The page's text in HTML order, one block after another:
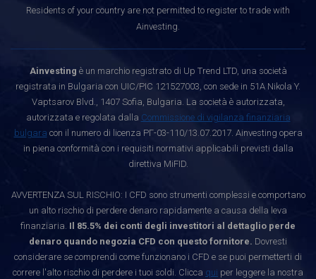
Residents of your country are not permitted to register to trade with
Ainvesting.
Ainvesting è un marchio registrato di Up Trend LTD, una società
registrata in Bulgaria con UIC/PIC 121527003, con sede in 51A Nikola Y.
Vaptsarov Blvd., 1407 Sofia, Bulgaria. La società è autorizzata,
autorizzata e regolata dalla Commissione di vigilanza finanziaria
bulgara con il numero di licenza РГ-03-110/13.07.2017. Ainvesting opera
in piena conformità con i requisiti normativi applicabili previsti dalla
direttiva MiFID.
AVVERTENZA SUL RISCHIO: I CFD sono strumenti complessi e comportano
un alto rischio di perdere denaro rapidamente a causa della leva
finanziaria. Il 85.5% dei conti degli investitori al dettaglio perde
denaro quando negozia CFD con questo fornitore. Dovresti
considerare se comprendi come funzionano i CFD e se puoi permetterti di
correre l'alto rischio di perdere i tuoi soldi. Clicca qui per leggere la nostra